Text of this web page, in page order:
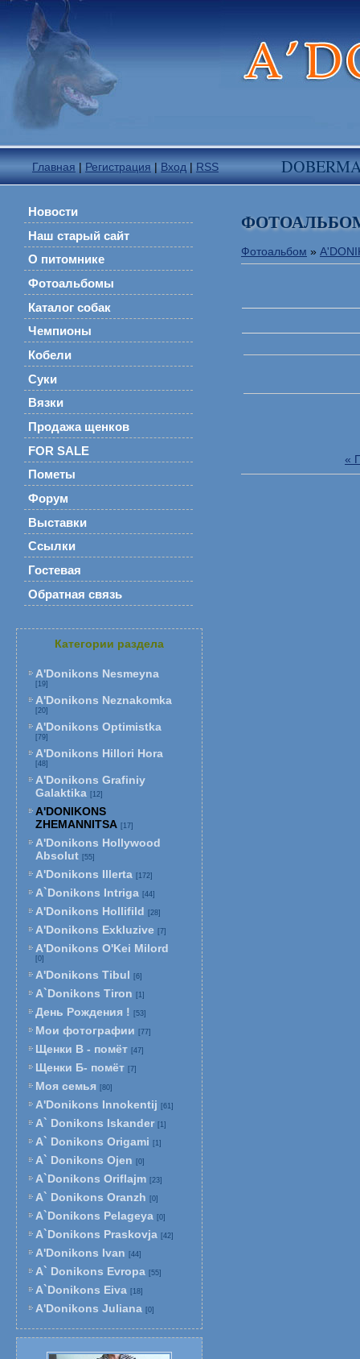
Главная | Регистрация | Вход | RSS
Новости
Наш старый сайт
О питомнике
Фотоальбомы
Каталог собак
Чемпионы
Кобели
Суки
Вязки
Продажа щенков
FOR SALE
Пометы
Форум
Выставки
Ссылки
Гостевая
Обратная связь
Категории раздела
A'Donikons Nesmeyna
[19]
A'Donikons Neznakomka
[20]
A'Donikons Optimistka
[79]
A'Donikons Hillori Hora
[48]
A'Donikons Grafiniy
Galaktika [12]
A'DONIKONS
ZHEMANNITSA [17]
A'Donikons Hollywood
Absolut [55]
A'Donikons Illerta [172]
A`Donikons Intriga [44]
A'Donikons Hollifild [28]
A'Donikons Exkluzive [7]
A'Donikons O'Kei Milord
[0]
A'Donikons Tibul [6]
A`Donikons Tiron [1]
День Рождения ! [53]
Мои фотографии [77]
Щенки В - помёт [47]
Щенки Б- помёт [7]
Моя семья [80]
A'Donikons Innokentij [61]
A` Donikons Iskander [1]
A` Donikons Origami [1]
A` Donikons Ojen [0]
A`Donikons Oriflajm [23]
A` Donikons Oranzh [0]
A`Donikons Pelageya [0]
A`Donikons Praskovja [42]
A'Donikons Ivan [44]
A` Donikons Evropa [55]
A`Donikons Eiva [18]
A'Donikons Juliana [0]
Фотоальбом »
«